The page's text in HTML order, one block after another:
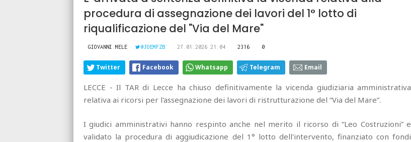
procedura di assegnazione dei lavori del 1° lotto di
riqualificazione del "Via del Mare"
GIOVANNI MELE @JOEMFZB 27.01.2026 21:04 2316 0
Twitter Facebook Whatsapp Telegram Email
LECCE - Il TAR di Lecce ha chiuso definitivamente la vicenda giudiziaria amministrativa
relativa ai ricorsi per l'assegnazione dei lavori di ristrutturazione del “Via del Mare”.
I giudici amministrativi hanno respinto anche nel merito il ricorso di “Leo Costruzioni” e
validato la procedura di aggiudicazione del 1° lotto dell'intervento, finanziato con fondi